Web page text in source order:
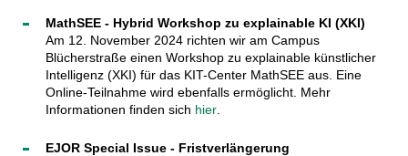
MathSEE - Hybrid Workshop zu explainable KI (XKI)
Am 12. November 2024 richten wir am Campus
Blücherstraße einen Workshop zu explainable künstlicher
Intelligenz (XKI) für das KIT-Center MathSEE aus. Eine
Online-Teilnahme wird ebenfalls ermöglicht. Mehr
Informationen finden sich hier.
EJOR Special Issue - Fristverlängerung